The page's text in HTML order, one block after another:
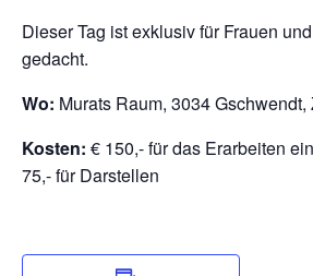
Dieser Tag ist exklusiv für Frauen
gedacht.
Wo: Murats Raum, 3034
Kosten: € 150,- für das Erarbeiten
75,- für Darstellen